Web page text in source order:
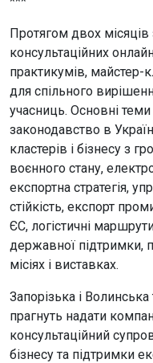
Протягом двох
консультаційних
практикумів, майстер-
для спільного
учасниць. Основні
законодавство в
кластерів і бізнесу з
воєнного стану,
експортна стратегія,
стійкість, експорт
ЄС, логістичні
державної підтримки,
місіях і виставках.
Запорізька і
прагнуть надати
консультаційний
бізнесу та підтримки